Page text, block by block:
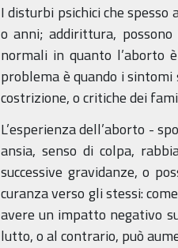
I disturbi psichici che
o anni; addirittura,
normali in quanto l’aborto
problema è quando i
costrizione, o critiche dei
L’esperienza dell’aborto -
ansia, senso di colpa,
successive gravidanze, o
curanza verso gli stessi:
avere un impatto negativo
lutto, o al contrario, può